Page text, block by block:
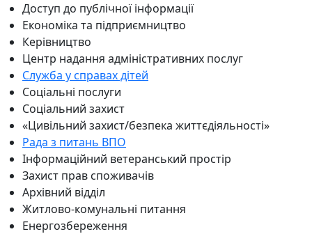
Доступ до публічної інформації
Економіка та підприємництво
Керівництво
Центр надання адміністративних послуг
Служба у справах дітей
Соціальні послуги
Соціальний захист
«Цивільний захист/безпека життєдіяльності»
Рада з питань ВПО
Інформаційний ветеранський простір
Захист прав споживачів
Архівний відділ
Житлово-комунальні питання
Енергозбереження